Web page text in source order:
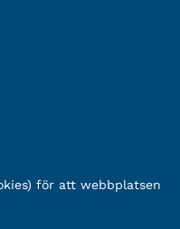
för att webbplatsen